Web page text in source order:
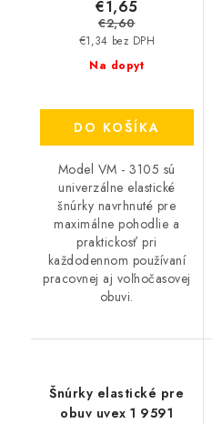
Na dopyt
€1,34 bez DPH
€1,65
€2,60
DO KOŠÍKA
Model VM - 3105 sú
univerzálne elastické
šnúrky navrhnuté pre
maximálne pohodlie a
praktickosť pri
každodennom používaní
pracovnej aj voľnočasovej
obuvi.
Šnúrky elastické pre
obuv uvex 1 9591